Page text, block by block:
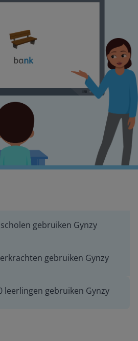
gebruiken Gynzy
gebruiken Gynzy
leerlingen gebruiken Gynzy